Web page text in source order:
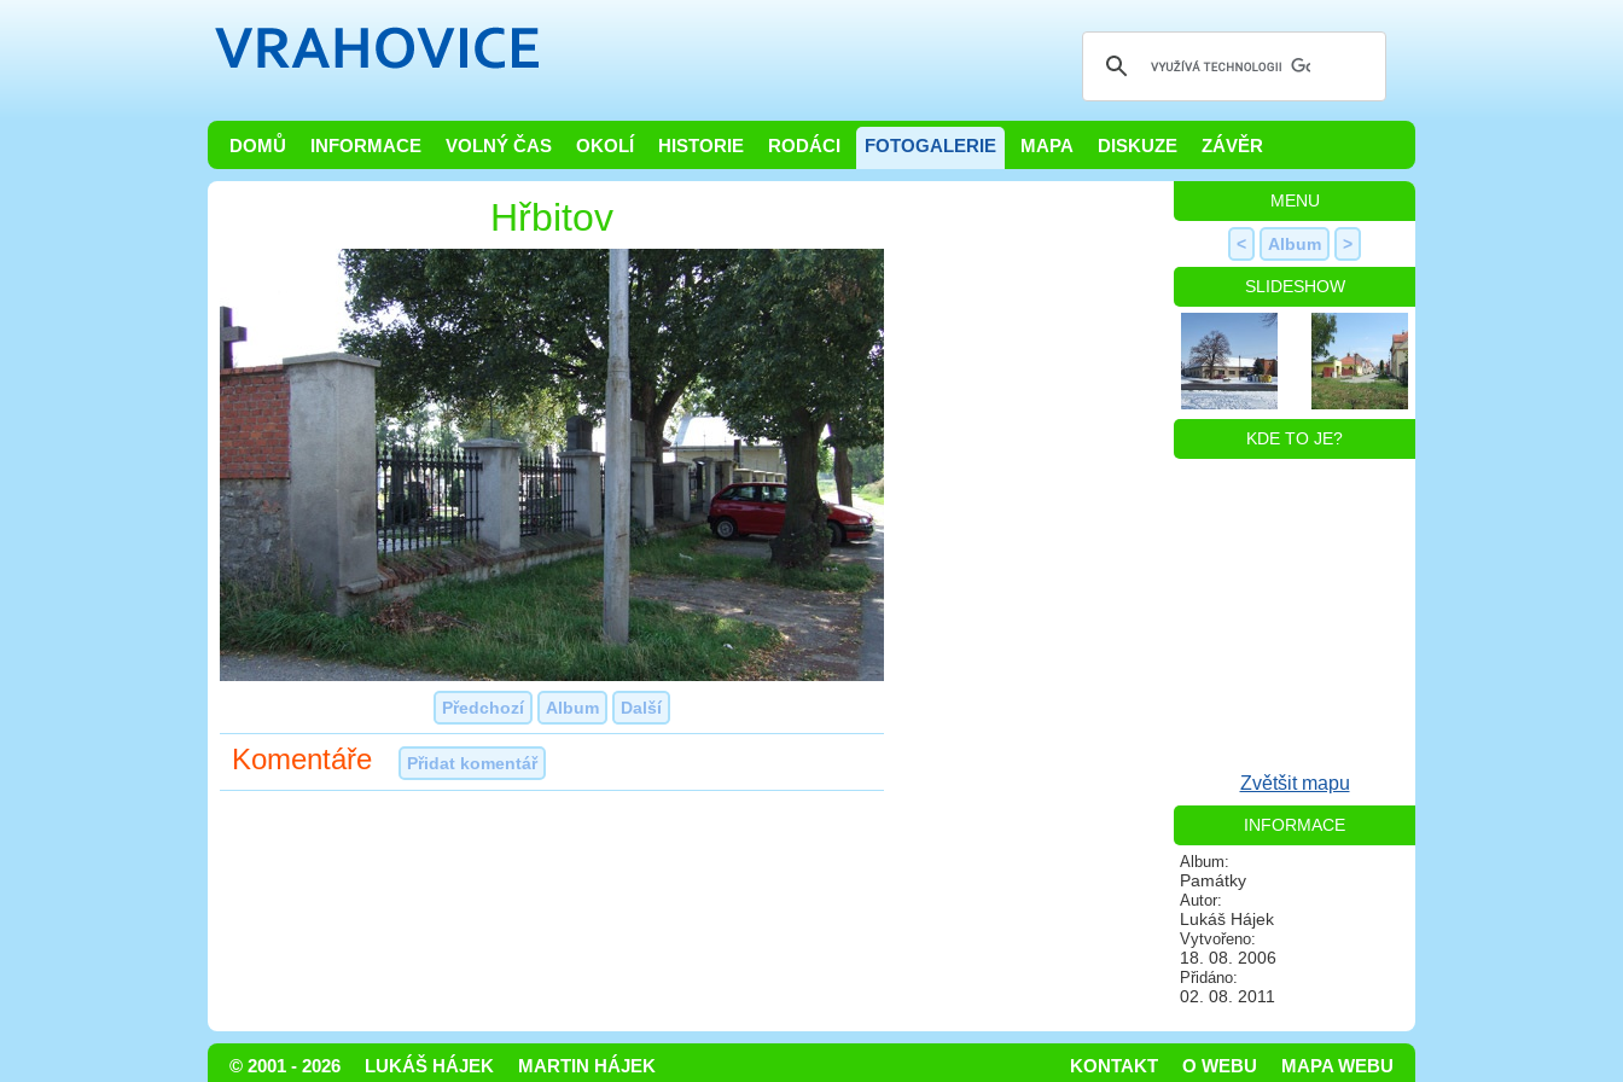
DOMŮ INFORMACE VOLNÝ ČAS OKOLÍ HISTORIE RODÁCI FOTOGALERIE MAPA DISKUZE ZÁVĚR
Hřbitov
Předchozí Album Další
Komentáře Přidat komentář
MENU
< Album >
SLIDESHOW
KDE TO JE?
Zvětšit mapu
INFORMACE
Album:
Památky
Autor:
Lukáš Hájek
Vytvořeno:
18. 08. 2006
Přidáno:
02. 08. 2011
© 2001 - 2026 LUKÁŠ HÁJEK MARTIN HÁJEK MAPA WEBU
O WEBU
KONTAKT